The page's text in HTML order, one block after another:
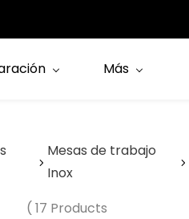
Más
Mesas de trabajo
Inox
( 17 Products